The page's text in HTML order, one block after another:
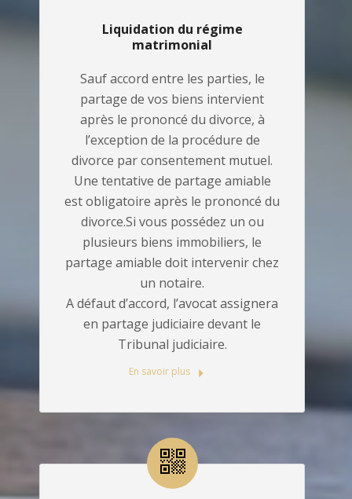
Liquidation du régime
matrimonial
Sauf accord entre les parties, le
partage de vos biens intervient
après le prononcé du divorce, à
l’exception de la procédure de
divorce par consentement mutuel.
Une tentative de partage amiable
est obligatoire après le prononcé du
divorce.Si vous possédez un ou
plusieurs biens immobiliers, le
partage amiable doit intervenir chez
un notaire.
A défaut d’accord, l’avocat assignera
en partage judiciaire devant le
Tribunal judiciaire.
En savoir plus